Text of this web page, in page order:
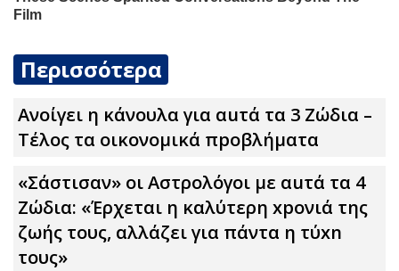
Περισσότερα
Ανοίγει η κάνουλα για αuτά τα 3 Zώδια –
Τέλος τα οικονομικά πpοβλήματα
«Σάστισαν» οι Αστρολόγοι με αuτά τα 4
Zώδια: «Έρχεται η καλύτερη xpoνιά της
ζωής τους, αλλάζει για πάντα η τύxn
τους»